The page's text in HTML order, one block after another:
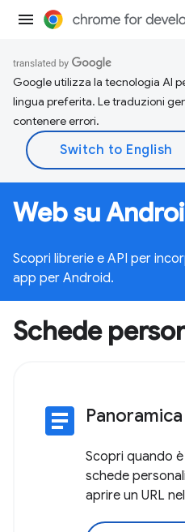
Google utilizza la tecnologia AI
lingua preferita. Le traduzioni
contenere errori.
Web su
Scopri librerie e API per
app per Android.
Schede
article Panoramica
Scopri quando
schede
aprire un URL